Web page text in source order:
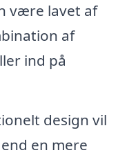
være lavet af
af
ind på
design vil
en mere